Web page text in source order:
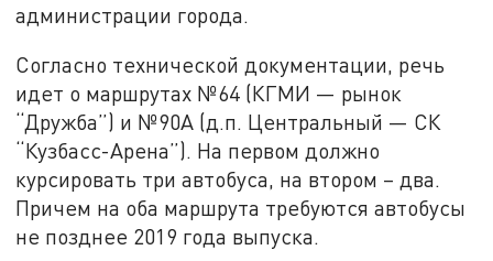
администрации города.
Согласно технической документации, речь
идет о маршрутах №64 (КГМИ — рынок
“Дружба”) и №90А (д.п. Центральный — СК
“Кузбасс-Арена”). На первом должно
курсировать три автобуса, на втором – два.
Причем на оба маршрута требуются автобусы
не позднее 2019 года выпуска.